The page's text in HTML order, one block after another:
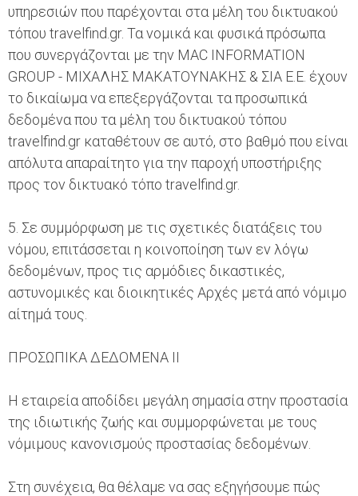
υπηρεσιών που παρέχονται στα μέλη του δικτυακού
τόπου travelfind.gr. Τα νομικά και φυσικά πρόσωπα
που συνεργάζονται με την MAC INFORMATION
GROUP - ΜΙΧΑΛΗΣ ΜΑΚΑΤΟΥΝΑΚΗΣ & ΣΙΑ Ε.Ε. έχουν
το δικαίωμα να επεξεργάζονται τα προσωπικά
δεδομένα που τα μέλη του δικτυακού τόπου
travelfind.gr καταθέτουν σε αυτό, στο βαθμό που είναι
απόλυτα απαραίτητο για την παροχή υποστήριξης
προς τον δικτυακό τόπο travelfind.gr.
5. Σε συμμόρφωση με τις σχετικές διατάξεις του
νόμου, επιτάσσεται η κοινοποίηση των εν λόγω
δεδομένων, προς τις αρμόδιες δικαστικές,
αστυνομικές και διοικητικές Αρχές μετά από νόμιμο
αίτημά τους.
ΠΡΟΣΩΠΙΚΑ ΔΕΔΟΜΕΝΑ ΙΙ
Η εταιρεία αποδίδει μεγάλη σημασία στην προστασία
της ιδιωτικής ζωής και συμμορφώνεται με τους
νόμιμους κανονισμούς προστασίας δεδομένων.
Στη συνέχεια, θα θέλαμε να σας εξηγήσουμε πώς